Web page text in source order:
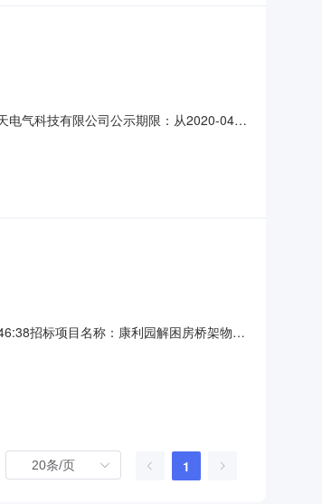
电气科技有限公司公示期限：从2020-04-
招标项目名称：康利园解困房桥架物资
1